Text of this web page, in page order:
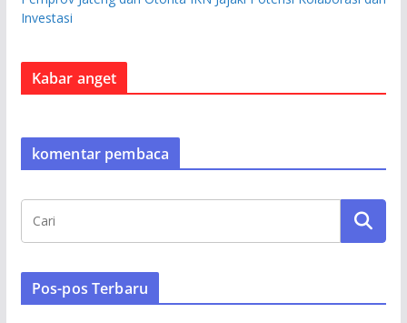
Investasi
Kabar anget
komentar pembaca
Pos-pos Terbaru